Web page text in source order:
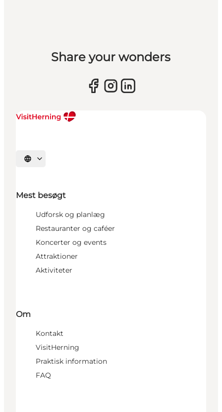
Share your wonders
Vælg sprog
Mest besøgt
Udforsk og planlæg
Restauranter og caféer
Koncerter og events
Attraktioner
Aktiviteter
Om
Kontakt
VisitHerning
Praktisk information
FAQ